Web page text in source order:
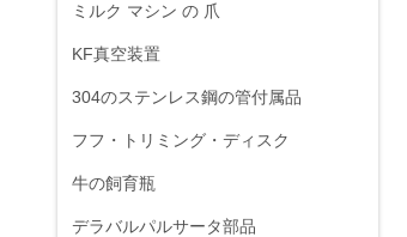
ミルク マシン の 爪
KF真空装置
304のステンレス鋼の管付属品
フフ・トリミング・ディスク
牛の飼育瓶
デラバルパルサータ部品